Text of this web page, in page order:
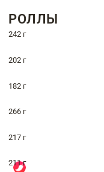
РОЛЛЫ
242 г
202 г
182 г
266 г
217 г
211 г